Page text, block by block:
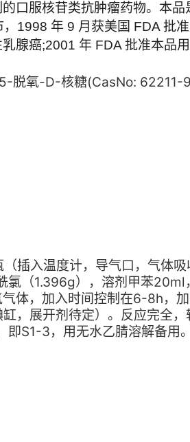
口服核苷类抗肿瘤药物。本
1998 年 9 月获美国 FDA 批
腺癌;2001 年 FDA 批准本品
脱氧-D-核糖(CasNo: 62211-
插入温度计，导气口，气体
氯（1.396g），溶剂甲苯
体，加入时间控制在6-8h，
，展开剂待定）。反应完全
S1-3，用无水乙腈溶解备用。